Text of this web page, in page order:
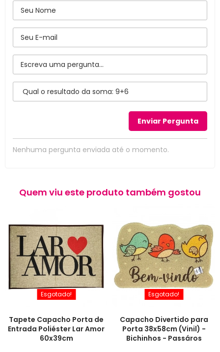
Nenhuma pergunta enviada até o momento.
Quem viu este produto também gostou
Tapete Capacho Porta de
Entrada Poliéster Lar Amor
60x39cm
Esgotado!
Capacho Divertido para
Porta 38x58cm (Vinil) -
Bichinhos - Passáros
Esgotado!